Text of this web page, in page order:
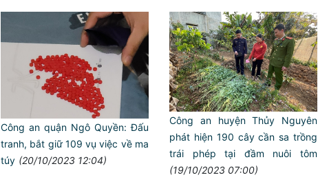
Công an quận Ngô Quyền: Đấu
tranh, bắt giữ 109 vụ việc về ma
túy (20/10/2023 12:04)
Công an huyện Thủy Nguyên
phát hiện 190 cây cần sa trồng
trái phép tại đầm nuôi tôm
(19/10/2023 07:00)